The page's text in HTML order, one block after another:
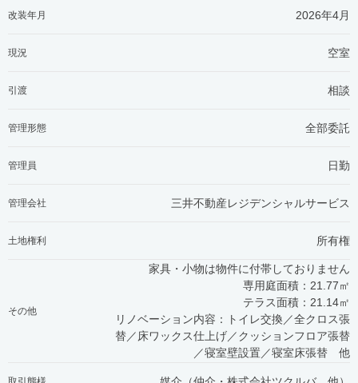
改装年月 2026年4月
現況 空室
引渡 相談
管理形態 全部委託
管理員 日勤
管理会社 三井不動産レジデンシャルサービス
土地権利 所有権
その他
家具・小物は物件に付帯しておりません
専用庭面積：21.77㎡
テラス面積：21.14㎡
リノベーション内容：トイレ交換／全クロス張
替／床ワックス仕上げ／クッションフロア張替
／寝室壁設置／寝室床張替 他